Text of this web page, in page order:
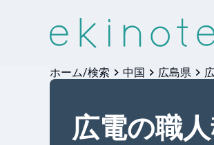
ホーム/検索 中国 広島県
広電の職